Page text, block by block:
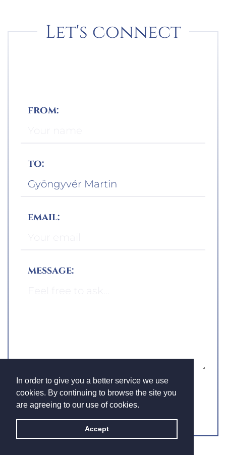
In order to give you a better service we use
cookies. By continuing to browse the site you
are agreeing to our use of cookies.
Accept
Let's connect
from:
to:
email:
message:
SEND